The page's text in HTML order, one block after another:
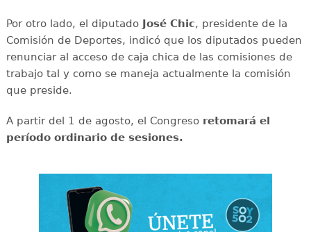
Por otro lado, el diputado José Chic, presidente de la
Comisión de Deportes, indicó que los diputados pueden
renunciar al acceso de caja chica de las comisiones de
trabajo tal y como se maneja actualmente la comisión
que preside.
A partir del 1 de agosto, el Congreso retomará el
período ordinario de sesiones.